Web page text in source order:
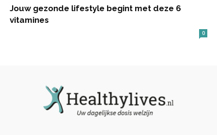
Jouw gezonde lifestyle begint met deze 6
vitamines
0